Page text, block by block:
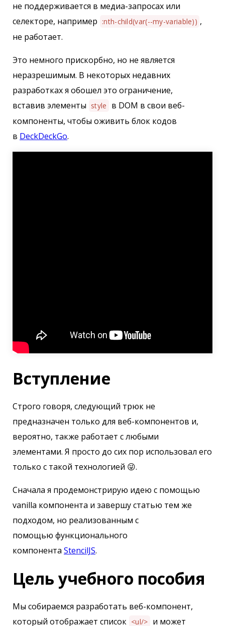
не поддерживается в медиа-запросах или
селекторе, например :nth-child(var(--my-variable)) ,
не работает.
Это немного прискорбно, но не является
неразрешимым. В некоторых недавних
разработках я обошел это ограничение,
вставив элементы style
в DOM в свои веб-
компоненты, чтобы оживить блок кодов
в DeckDeckGo.
Вступление
Строго говоря, следующий трюк не
предназначен только для веб-компонентов и,
вероятно, также работает с любыми
элементами. Я просто до сих пор использовал его
только с такой технологией 😜.
Сначала я продемонстрирую идею с помощью
vanilla компонента и завершу статью тем же
подходом, но реализованным с
помощью функционального
компонента StencilJS.
Цель учебного пособия
Мы собираемся разработать веб-компонент,
который отображает список <ul/> и может